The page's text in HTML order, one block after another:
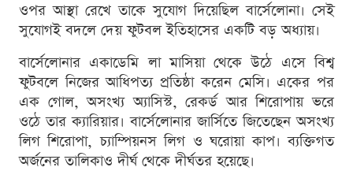
ওপর আস্থা রেখে তাকে সুযোগ দিয়েছিল বার্সেলোনা। সেই
সুযোগই বদলে দেয় ফুটবল ইতিহাসের একটি বড় অধ্যায়।
বার্সেলোনার একাডেমি লা মাসিয়া থেকে উঠে এসে বিশ্ব
ফুটবলে নিজের আধিপত্য প্রতিষ্ঠা করেন মেসি। একের পর
এক গোল, অসংখ্য অ্যাসিস্ট, রেকর্ড আর শিরোপায় ভরে
ওঠে তার ক্যারিয়ার। বার্সেলোনার জার্সিতে জিতেছেন অসংখ্য
লিগ শিরোপা, চ্যাম্পিয়নস লিগ ও ঘরোয়া কাপ। ব্যক্তিগত
অর্জনের তালিকাও দীর্ঘ থেকে দীর্ঘতর হয়েছে।